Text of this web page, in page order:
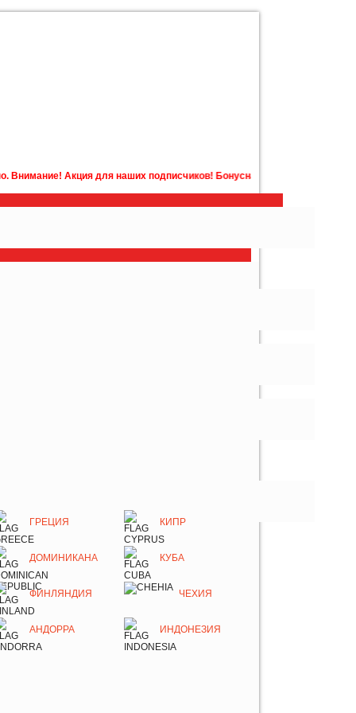
наших подписчиков! Бонусная карта с бонусами на счету в подарок!
ГРЕЦИЯ КИПР
ДОМИНИКАНА КУБА
ФИНЛЯНДИЯ ЧЕХИЯ
АНДОРРА ИНДОНЕЗИЯ